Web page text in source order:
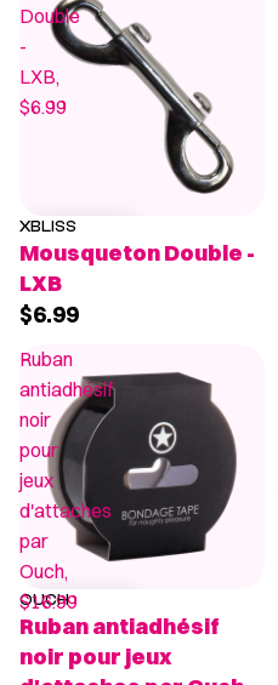
Double
-
LXB,
$6.99
XBLISS
Mousqueton Double -
LXB
$6.99
Ruban
antiadhésif
noir
pour
jeux
d'attaches
par
Ouch,
$16.99
OUCH
Ruban antiadhésif
noir pour jeux